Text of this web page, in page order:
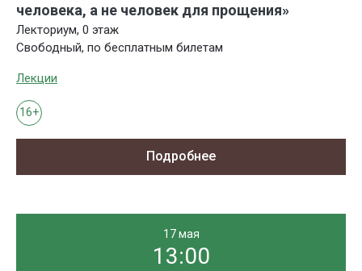
человека, а не человек для прощения»
Лекториум, 0 этаж
Свободный, по бесплатным билетам
Лекции
16+
Подробнее
17 мая
13:00